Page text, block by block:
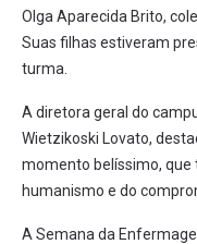
Olga Aparecida Brito,
Suas filhas estiveram
turma.
A diretora geral do
Wietzikoski Lovato,
momento belíssimo, que
humanismo e do
A Semana da